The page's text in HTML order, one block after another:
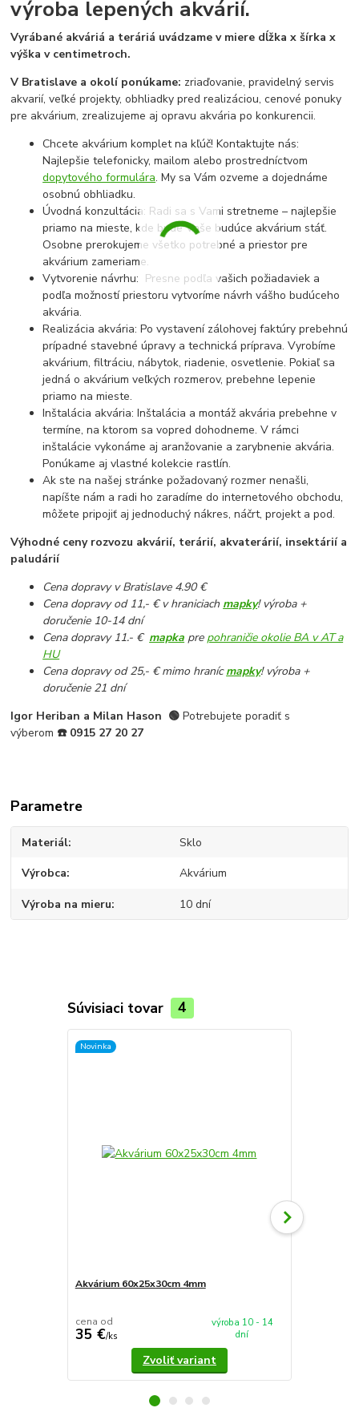
výroba lepených akvárií.
Vyrábané akváriá a teráriá uvádzame v miere dĺžka x šírka x
výška v centimetroch.
V Bratislave a okolí ponúkame: zriaďovanie, pravidelný servis
akvarií, veľké projekty, obhliadky pred realizáciou, cenové ponuky
pre akvárium, zrealizujeme aj opravu akvária po konkurencii.
Chcete akvárium komplet na kľúč! Kontaktujte nás:
Najlepšie telefonicky, mailom alebo prostredníctvom
dopytového formulára. My sa Vám ozveme a dojednáme
osobnú obhliadku.
Úvodná konzultácia: Radi sa s Vami stretneme – najlepšie
priamo na mieste, kde bude Vaše budúce akvárium stáť.
Osobne prerokujeme všetko potrebné a priestor pre
akvárium zameriame.
Vytvorenie návrhu: Presne podľa vašich požiadaviek a
podľa možností priestoru vytvoríme návrh vášho budúceho
akvária.
Realizácia akvária: Po vystavení zálohovej faktúry prebehnú
prípadné stavebné úpravy a technická príprava. Vyrobíme
akvárium, filtráciu, nábytok, riadenie, osvetlenie. Pokiaľ sa
jedná o akvárium veľkých rozmerov, prebehne lepenie
priamo na mieste.
Inštalácia akvária: Inštalácia a montáž akvária prebehne v
termíne, na ktorom sa vopred dohodneme. V rámci
inštalácie vykonáme aj aranžovanie a zarybnenie akvária.
Ponúkame aj vlastné kolekcie rastlín.
Ak ste na našej stránke požadovaný rozmer nenašli,
napíšte nám a radi ho zaradíme do internetového obchodu,
môžete pripojiť aj jednoduchý nákres, náčrt, projekt a pod.
Výhodné ceny rozvozu akvárií, terárií, akvaterárií, insektárií a
paludárií
Cena dopravy v Bratislave 4.90 €
Cena dopravy od 11,- € v hraniciach mapky! výroba +
doručenie 10-14 dní
Cena dopravy 11.- € mapka pre pohraničie okolie BA v AT a
HU
Cena dopravy od 25,- € mimo hranícmapky! výroba +
doručenie 21 dní
Igor Heriban a Milan Hason 🟢Potrebujete poradiť s
výberom ☎️ 0915 27 20 27
Parametre
Materiál Sklo
Výrobca Akvárium
Výroba na mieru 10 dní
Súvisiaci tovar 4
Novinka
Akvárium 60x25x30cm 4mm
cena od
35 €/ks
výroba 10 - 14
dní
Zvoliť variant